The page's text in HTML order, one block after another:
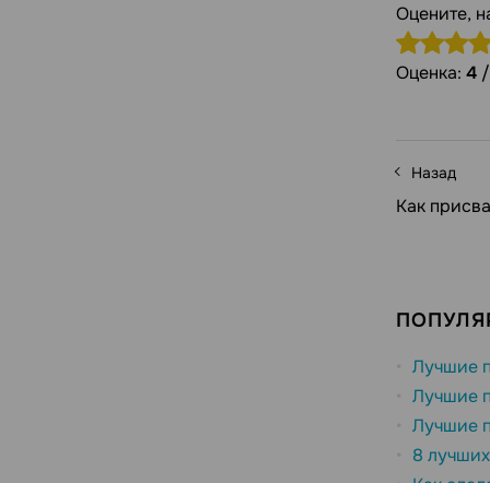
Оцените,
Оценка: 4 /
Назад
Как
Лучшие
Лучшие
Лучшие
8